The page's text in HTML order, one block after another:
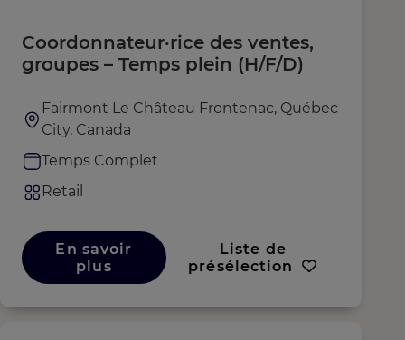
Coordonnateur·rice des ventes,
groupes – Temps plein (H/F/D)
Fairmont Le Château Frontenac, Québec
City, Canada
Temps Complet
Retail
En savoir
plus
Liste de
présélection